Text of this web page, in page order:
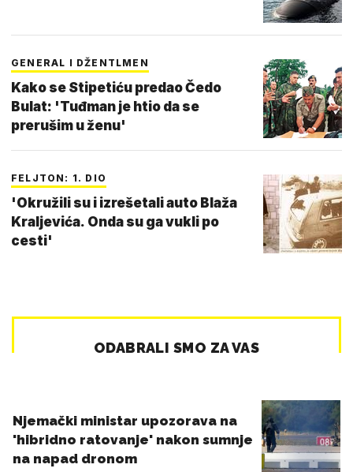
GENERAL I DŽENTLMEN
Kako se Stipetiću predao Čedo
Bulat: 'Tuđman je htio da se
prerušim u ženu'
FELJTON: 1. DIO
'Okružili su i izrešetali auto Blaža
Kraljevića. Onda su ga vukli po
cesti'